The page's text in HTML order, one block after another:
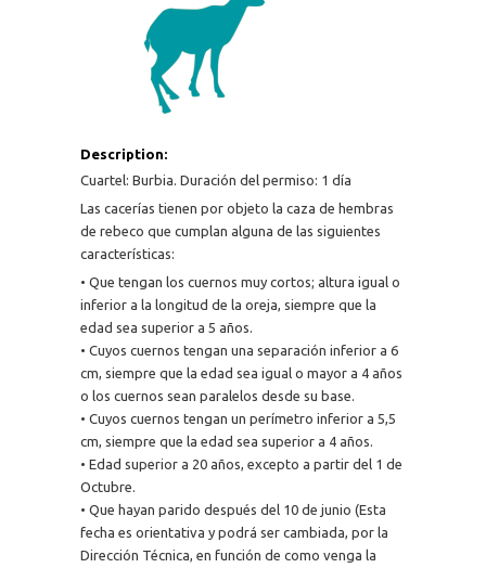
Description:
Cuartel: Burbia. Duración del permiso: 1 día
Las cacerías tienen por objeto la caza de hembras
de rebeco que cumplan alguna de las siguientes
características:
• Que tengan los cuernos muy cortos; altura igual o
inferior a la longitud de la oreja, siempre que la
edad sea superior a 5 años.
• Cuyos cuernos tengan una separación inferior a 6
cm, siempre que la edad sea igual o mayor a 4 años
o los cuernos sean paralelos desde su base.
• Cuyos cuernos tengan un perímetro inferior a 5,5
cm, siempre que la edad sea superior a 4 años.
• Edad superior a 20 años, excepto a partir del 1 de
Octubre.
• Que hayan parido después del 10 de junio (Esta
fecha es orientativa y podrá ser cambiada, por la
Dirección Técnica, en función de como venga la